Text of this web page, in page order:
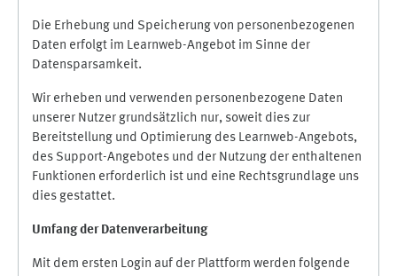
Die Erhebung und Speicherung von personenbezogenen
Daten erfolgt im Learnweb-Angebot im Sinne der
Datensparsamkeit.
Wir erheben und verwenden personenbezogene Daten
unserer Nutzer grundsätzlich nur, soweit dies zur
Bereitstellung und Optimierung des Learnweb-Angebots,
des Support-Angebotes und der Nutzung der enthaltenen
Funktionen erforderlich ist und eine Rechtsgrundlage uns
dies gestattet.
Umfang der Datenverarbeitung
Mit dem ersten Login auf der Plattform werden folgende